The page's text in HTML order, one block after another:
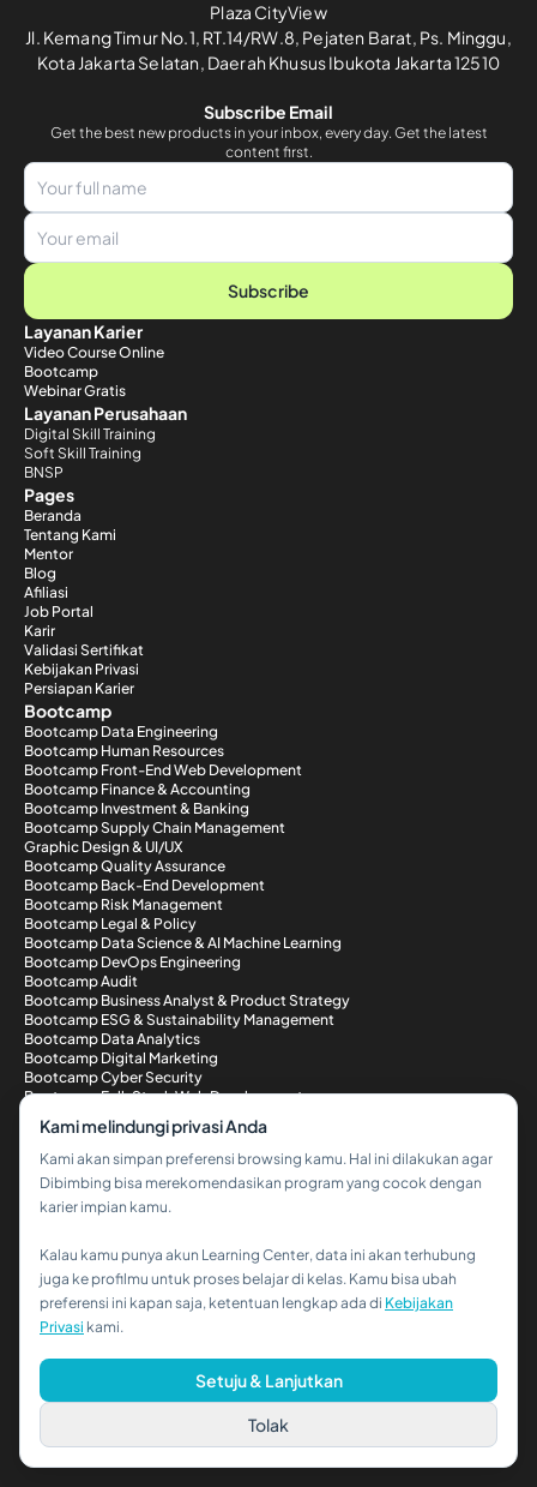
Hi!👋
Kalau kamu butuh bantuan,
Plaza CityView
Jl. Kemang Timur No.1, RT.14/RW.8, Pejaten Barat, Ps. Minggu,
Kota Jakarta Selatan, Daerah Khusus Ibukota Jakarta 12510
Subscribe Email
Get the best new products in your inbox, every day. Get the latest
content first.
Subscribe
Layanan Karier
Video Course Online
Bootcamp
Webinar Gratis
Layanan Perusahaan
Digital Skill Training
Soft Skill Training
BNSP
Pages
Beranda
Tentang Kami
Mentor
Blog
Afiliasi
Job Portal
Karir
Validasi Sertifikat
Kebijakan Privasi
Persiapan Karier
Bootcamp
Bootcamp Data Engineering
Bootcamp Human Resources
Bootcamp Front-End Web Development
Bootcamp Finance & Accounting
Bootcamp Investment & Banking
Bootcamp Supply Chain Management
Graphic Design & UI/UX
Bootcamp Quality Assurance
Bootcamp Back-End Development
Bootcamp Risk Management
Bootcamp Legal & Policy
Bootcamp Data Science & AI Machine Learning
Bootcamp DevOps Engineering
Bootcamp Audit
Bootcamp Business Analyst & Product Strategy
Bootcamp ESG & Sustainability Management
Bootcamp Data Analytics
Bootcamp Digital Marketing
Bootcamp Cyber Security
Bootcamp Full-Stack Web Development
Metode Pembayaran
© 2026 PT Dibimbing. All Rights Reserved
Kami melindungi privasi Anda
Kami akan simpan preferensi browsing kamu. Hal ini dilakukan agar
Dibimbing bisa merekomendasikan program yang cocok dengan
karier impian kamu.
Kalau kamu punya akun Learning Center, data ini akan terhubung
juga ke profilmu untuk proses belajar di kelas. Kamu bisa ubah
preferensi ini kapan saja, ketentuan lengkap ada di Kebijakan
Privasi kami.
Tolak
Setuju & Lanjutkan